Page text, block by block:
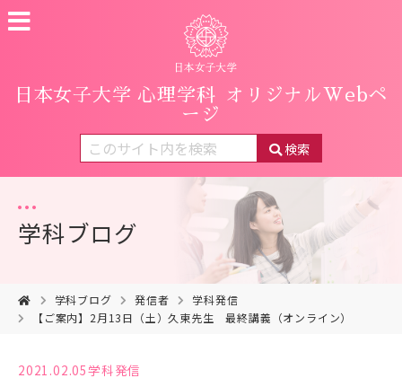
日本女子大学 心理学科
オリジナルWebペ
ージ
検索
学科ブログ
学科ブログ 発信者
学科発信
【ご案内】2月13日（土）久東先生 最終講義（オンライン）
2021.02.05学科発信